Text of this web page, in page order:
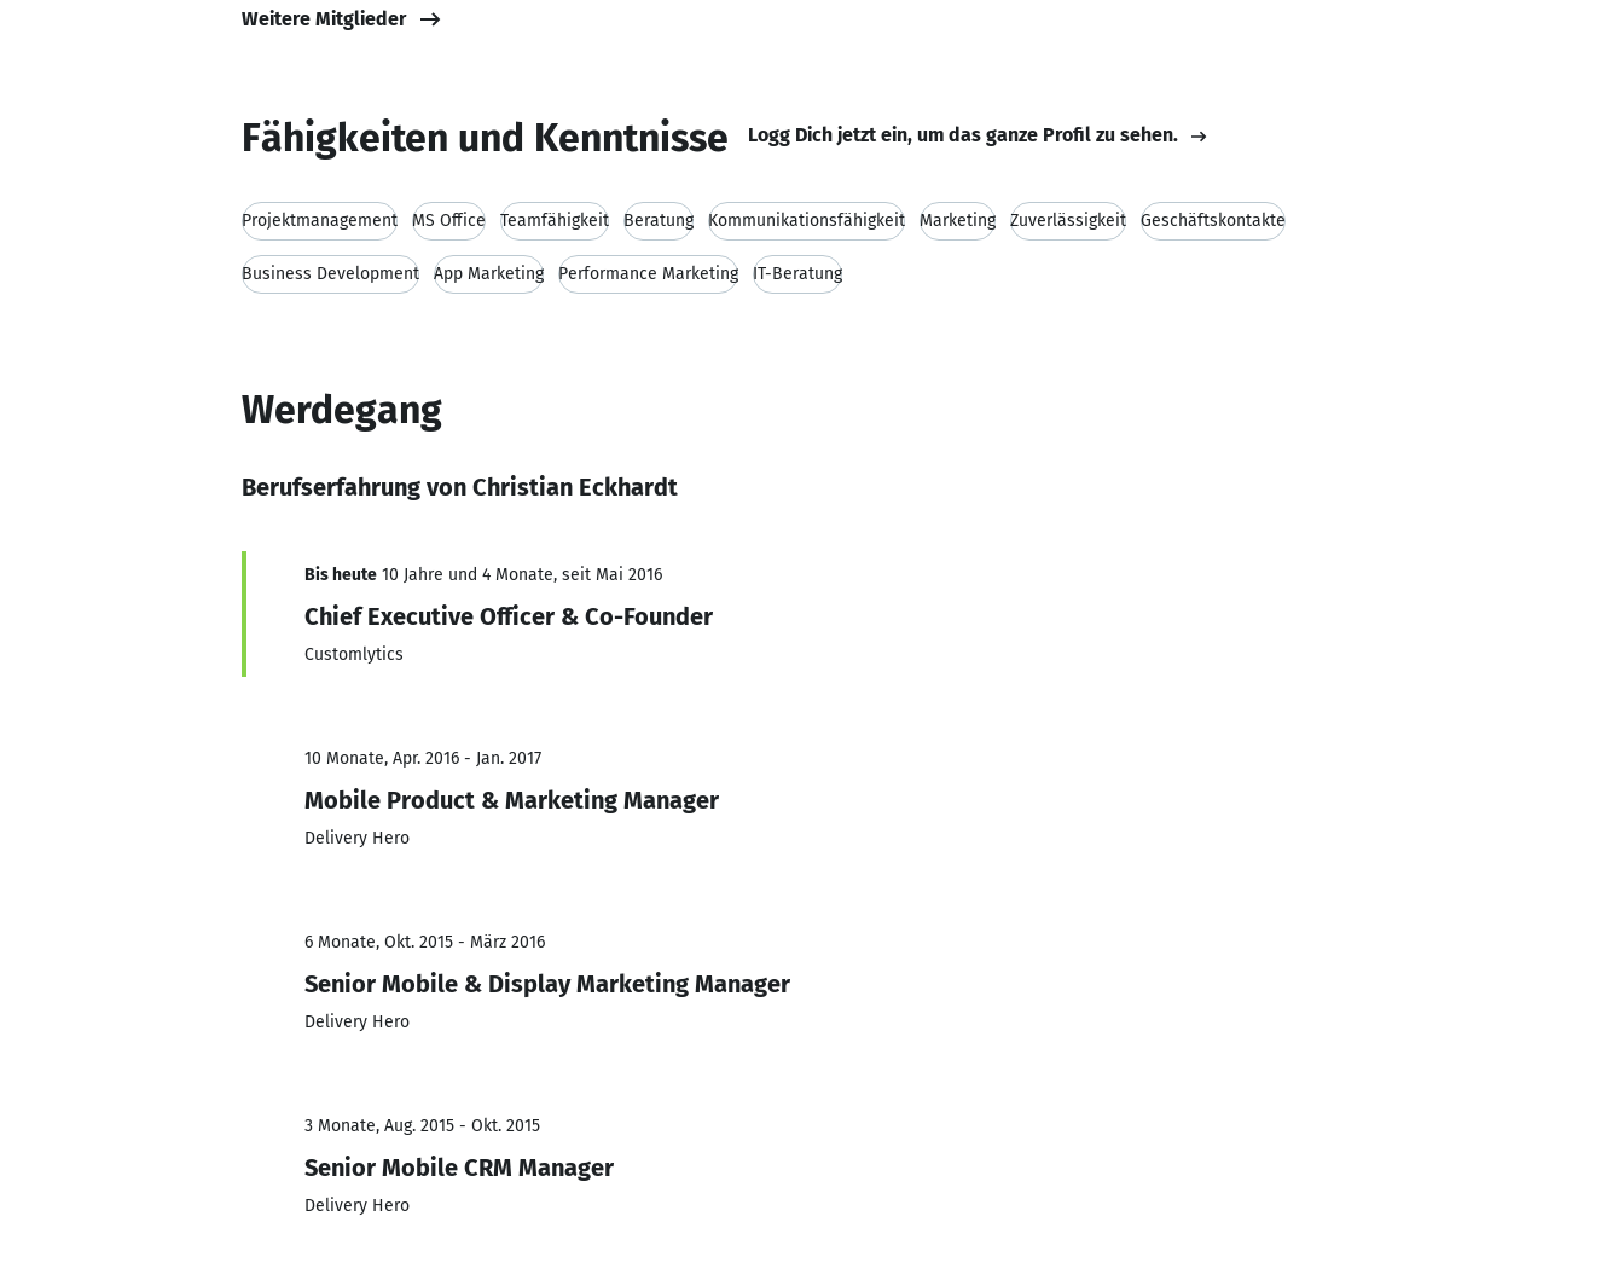
Weitere Mitglieder
Fähigkeiten und Kenntnisse Logg Dich jetzt ein, um das ganze Profil zu sehen.
Projektmanagement MS Office Teamfähigkeit Beratung Kommunikationsfähigkeit Marketing Zuverlässigkeit Geschäftskontakte
Business Development App Marketing Performance Marketing IT-Beratung
Werdegang
Berufserfahrung von Christian Eckhardt
Bis heute 10 Jahre und 4 Monate, seit Mai 2016
Chief Executive Officer & Co-Founder
Customlytics
10 Monate, Apr. 2016 - Jan. 2017
Mobile Product & Marketing Manager
Delivery Hero
6 Monate, Okt. 2015 - März 2016
Senior Mobile & Display Marketing Manager
Delivery Hero
3 Monate, Aug. 2015 - Okt. 2015
Senior Mobile CRM Manager
Delivery Hero